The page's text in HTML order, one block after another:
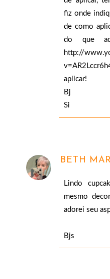
fiz onde
de como
do que
http://
aplicar!
Bj
Si
BETH
Lindo
mesmo
adorei seu
Bjs